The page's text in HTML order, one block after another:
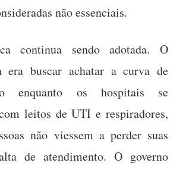
não essenciais.
continua sendo adotada. O
era buscar achatar a curva de
enquanto os hospitais se
leitos de UTI e respiradores,
não viessem a perder suas
de atendimento. O governo